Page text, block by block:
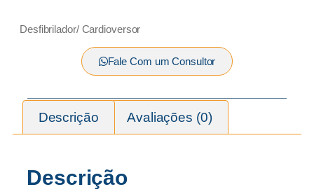
Desfibrilador/ Cardioversor
Fale Com um Consultor
Descrição Avaliações (0)
Descrição